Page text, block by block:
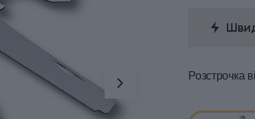
Розстрочка